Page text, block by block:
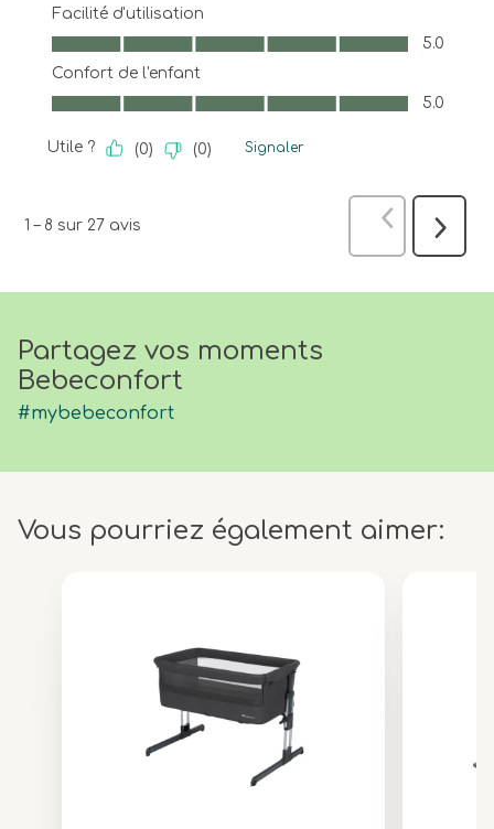
Partagez vos moments
Bebeconfort
#mybebeconfort
Vous pourriez également aimer:
Facilité d'utilisation
Facilité d'utilisation, 5.0 sur 5
5.0
Confort de l'enfant
Confort de l'enfant, 5.0 sur 5
5.0
Utile ? (0) (0) Signaler
1 – 8 sur 27 avis Précédent
Suivant
avis